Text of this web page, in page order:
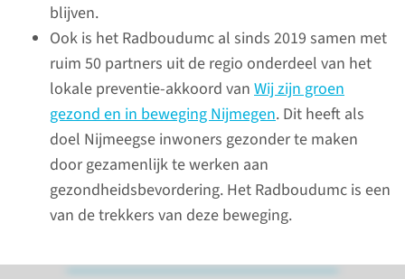
blijven.
Ook is het Radboudumc al sinds 2019 samen met
ruim 50 partners uit de regio onderdeel van het
lokale preventie-akkoord van Wij zijn groen
gezond en in beweging Nijmegen. Dit heeft als
doel Nijmeegse inwoners gezonder te maken
door gezamenlijk te werken aan
gezondheidsbevordering. Het Radboudumc is een
van de trekkers van deze beweging.
lees meer